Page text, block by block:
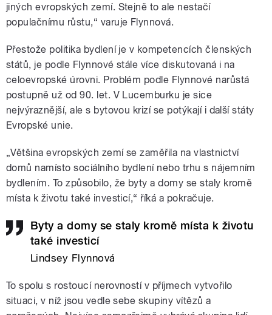
jiných evropských zemí. Stejně to ale nestačí
populačnímu růstu,“ varuje Flynnová.
Přestože politika bydlení je v kompetencích členských
států, je podle Flynnové stále více diskutovaná i na
celoevropské úrovni. Problém podle Flynnové narůstá
postupně už od 90. let. V Lucemburku je sice
nejvýraznější, ale s bytovou krizí se potýkají i další státy
Evropské unie.
„Většina evropských zemí se zaměřila na vlastnictví
domů namísto sociálního bydlení nebo trhu s nájemním
bydlením. To způsobilo, že byty a domy se staly kromě
místa k životu také investicí,“ říká a pokračuje.
Byty a domy se staly kromě místa k životu
také investicí
Lindsey Flynnová
To spolu s rostoucí nerovností v příjmech vytvořilo
situaci, v níž jsou vedle sebe skupiny vítězů a